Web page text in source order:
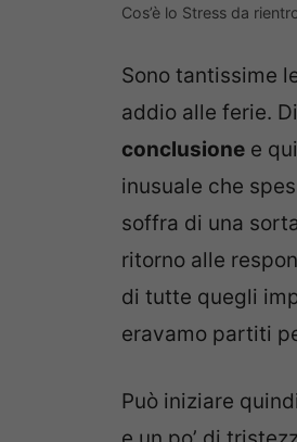
Cos’è lo Stress da
Sono tantissime
addio alle ferie.
conclusione e
inusuale che
soffra di una
ritorno alle
di tutte quegli
eravamo partiti
Può iniziare